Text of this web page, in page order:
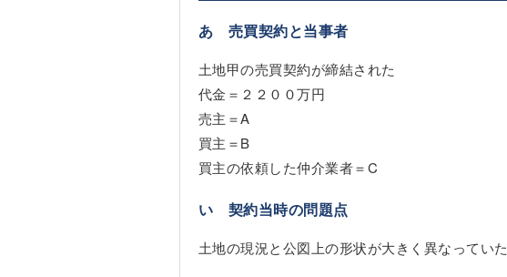
あ 売買契約と当事者
土地甲の売買契約が締結された
代金＝２２００万円
売主＝A
買主＝B
買主の依頼した仲介業者＝C
い 契約当時の問題点
土地の現況と公図上の形状が大きく異なっていた